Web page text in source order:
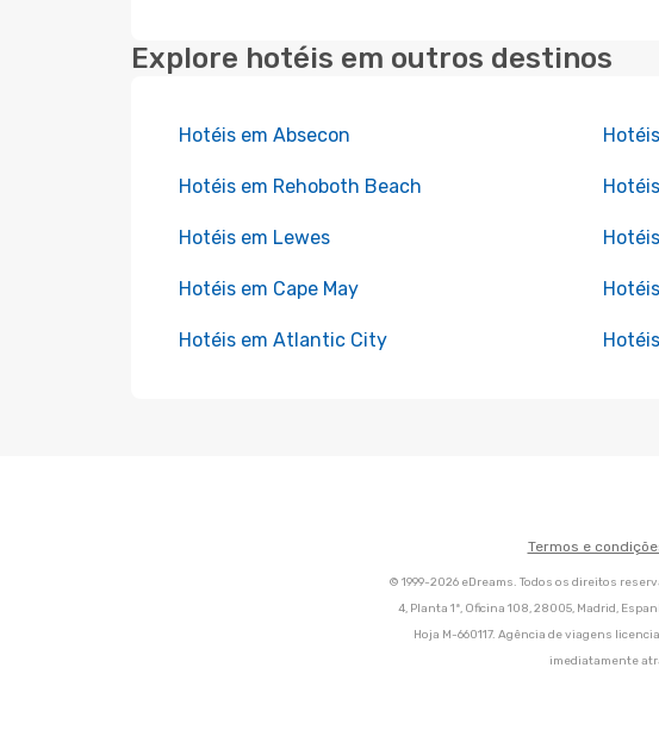
Explore hotéis em outros destinos
Hotéis em Absecon
Hotéis em Rehoboth Beach
Hotéis em Lewes
Hotéis em Cape May
Hotéis em Atlantic City
Termos e
© 1999-2026 eDreams. Todos os direitos
4, Planta 1ª, Oficina 108, 28005, Madrid,
Hoja M-660117. Agência de viagens
imediatamente